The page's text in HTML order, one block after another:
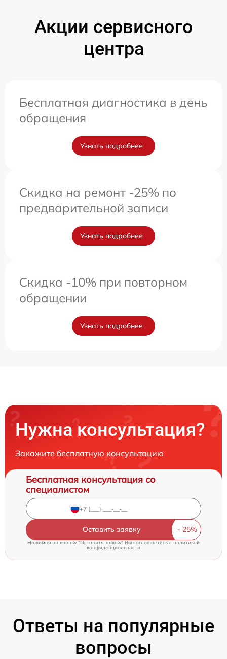
Акции сервисного
центра
Бесплатная диагностика в день
обращения
Узнать подробнее
Скидка на ремонт -25% по
предварительной записи
Узнать подробнее
Скидка -10% при повторном
обращении
Узнать подробнее
Нужна консультация?
Закажите бесплатную консультацию
Бесплатная консультация со
специалистом
Оставить заявку
Нажимая на кнопку "Оставить заявку" Вы соглашаетесь cполитикой
конфиденциальности
Ответы на популярные
вопросы